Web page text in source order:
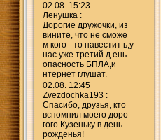
02.08. 15:23
Ленушка :
Дорогие дружочки, из
вините, что не сможе
м кого - то навестит ь,у
нас уже третий д ень
опасность БПЛА,и
нтернет глушат.
02.08. 12:45
Zvezdochka193 :
Спасибо, друзья, кто
вспомнил моего доро
гого Кузеньку в день
рожденья!